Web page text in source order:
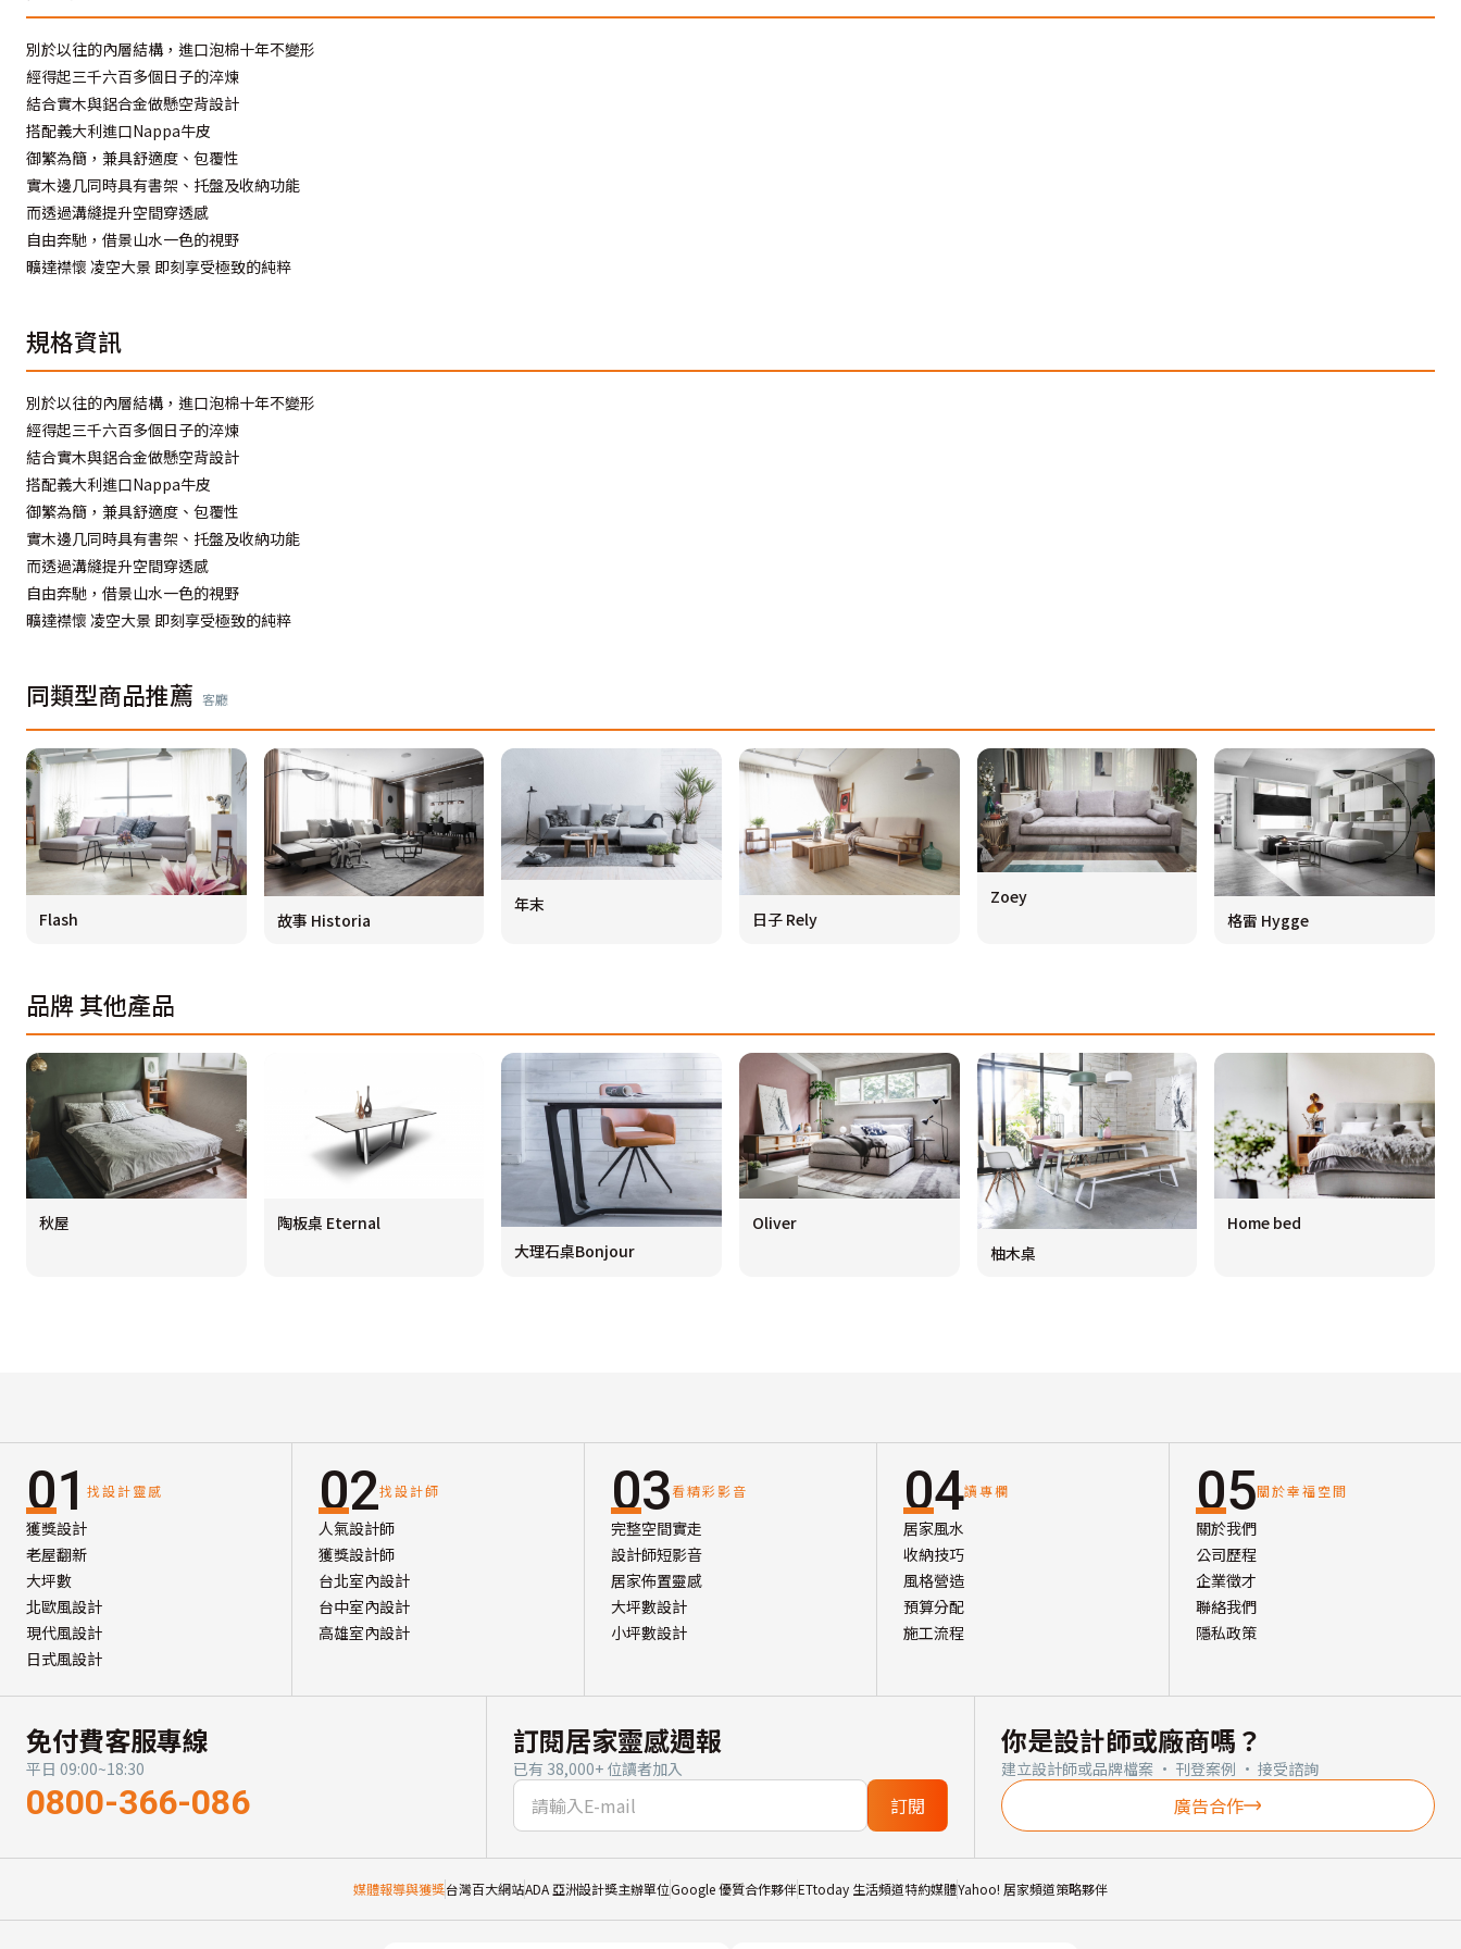
別於以往的內層結構，進口泡棉十年不變形
經得起三千六百多個日子的淬煉
結合實木與鋁合金做懸空背設計
搭配義大利進口Nappa牛皮
御繁為簡，兼具舒適度、包覆性
實木邊几同時具有書架、托盤及收納功能
而透過溝縫提升空間穿透感
自由奔馳，借景山水一色的視野
曠達襟懷 凌空大景 即刻享受極致的純粹
規格資訊
別於以往的內層結構，進口泡棉十年不變形
經得起三千六百多個日子的淬煉
結合實木與鋁合金做懸空背設計
搭配義大利進口Nappa牛皮
御繁為簡，兼具舒適度、包覆性
實木邊几同時具有書架、托盤及收納功能
而透過溝縫提升空間穿透感
自由奔馳，借景山水一色的視野
曠達襟懷 凌空大景 即刻享受極致的純粹
同類型商品推薦 客廳
Flash 故事 Historia
年末
日子 Rely
Zoey
格雷 Hygge
品牌其他產品
秋屋
陶板桌 Eternal
大理石桌Bonjour
Oliver
柚木桌
Home bed
01 找設計靈感
獲獎設計
老屋翻新
大坪數
北歐風設計
現代風設計
日式風設計
02找設計師
人氣設計師
獲獎設計師
台北室內設計
台中室內設計
高雄室內設計
03看精彩影音
完整空間實走
設計師短影音
居家佈置靈感
大坪數設計
小坪數設計
04讀專欄
居家風水
收納技巧
風格營造
預算分配
施工流程
05關於幸福空間
關於我們
公司歷程
企業徵才
聯絡我們
隱私政策
免付費客服專線
平日 09:00~18:30
0800-366-086
訂閱居家靈感週報
已有 38,000+ 位讀者加入
訂閱
你是設計師或廠商嗎？
建立設計師或品牌檔案 · 刊登案例 · 接受諮詢
廣告合作
媒體報導與獲獎台灣百大網站ADA 亞洲設計獎主辦單位Google 優質合作夥伴ETtoday 生活頻道特約媒體Yahoo! 居家頻道策略夥伴